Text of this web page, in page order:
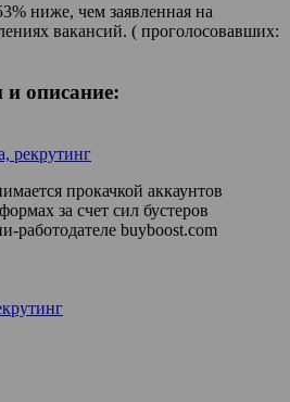
ниже, чем заявленная на
( проголосовавших:
и описание:
рекрутинг
прокачкой аккаунтов
за счет сил бустеров
работодателе buyboost.com